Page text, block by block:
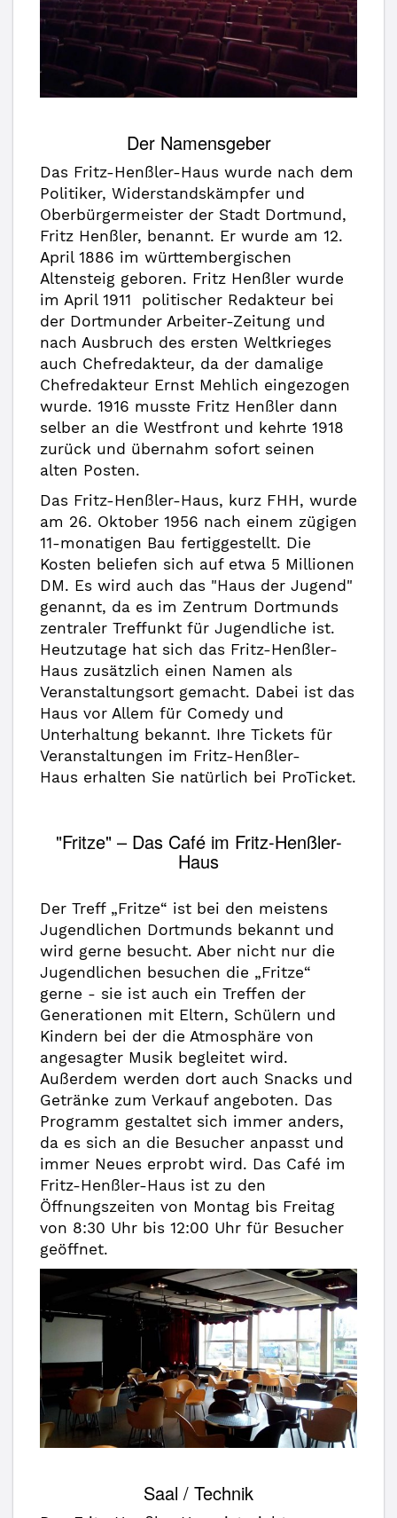
Der Namensgeber
Das Fritz-Henßler-Haus wurde nach dem
Politiker, Widerstandskämpfer und
Oberbürgermeister der Stadt Dortmund,
Fritz Henßler, benannt. Er wurde am 12.
April 1886 im württembergischen
Altensteig geboren. Fritz Henßler wurde
im April 1911 politischer Redakteur bei
der Dortmunder Arbeiter-Zeitung und
nach Ausbruch des ersten Weltkrieges
auch Chefredakteur, da der damalige
Chefredakteur Ernst Mehlich eingezogen
wurde. 1916 musste Fritz Henßler dann
selber an die Westfront und kehrte 1918
zurück und übernahm sofort seinen
alten Posten.
Das Fritz-Henßler-Haus, kurz FHH, wurde
am 26. Oktober 1956 nach einem zügigen
11-monatigen Bau fertiggestellt. Die
Kosten beliefen sich auf etwa 5 Millionen
DM. Es wird auch das "Haus der Jugend"
genannt, da es im Zentrum Dortmunds
zentraler Treffunkt für Jugendliche ist.
Heutzutage hat sich das Fritz-Henßler-
Haus zusätzlich einen Namen als
Veranstaltungsort gemacht. Dabei ist das
Haus vor Allem für Comedy und
Unterhaltung bekannt. Ihre Tickets für
Veranstaltungen im Fritz-Henßler-
Haus erhalten Sie natürlich bei ProTicket.
"Fritze" – Das Café im Fritz-Henßler-
Haus
Der Treff „Fritze“ ist bei den meistens
Jugendlichen Dortmunds bekannt und
wird gerne besucht. Aber nicht nur die
Jugendlichen besuchen die „Fritze“
gerne - sie ist auch ein Treffen der
Generationen mit Eltern, Schülern und
Kindern bei der die Atmosphäre von
angesagter Musik begleitet wird.
Außerdem werden dort auch Snacks und
Getränke zum Verkauf angeboten. Das
Programm gestaltet sich immer anders,
da es sich an die Besucher anpasst und
immer Neues erprobt wird. Das Café im
Fritz-Henßler-Haus ist zu den
Öffnungszeiten von Montag bis Freitag
von 8:30 Uhr bis 12:00 Uhr für Besucher
geöffnet.
Saal / Technik